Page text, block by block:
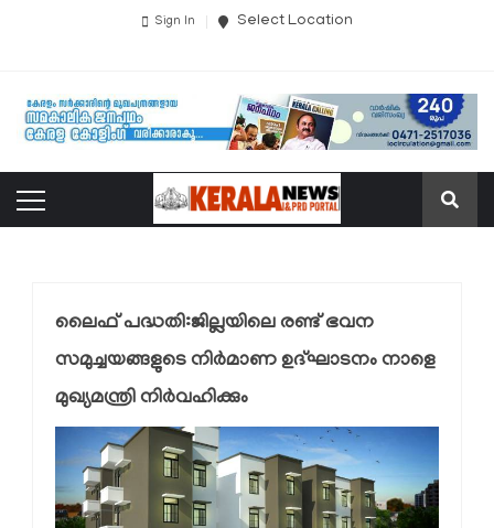
Sign In Select Location
ലൈഫ് പദ്ധതി:ജില്ലയിലെ രണ്ട് ഭവന
സമുച്ചയങ്ങളുടെ നിര്‍മാണ ഉദ്ഘാടനം നാളെ
മുഖ്യമന്ത്രി നിര്‍വഹിക്കും